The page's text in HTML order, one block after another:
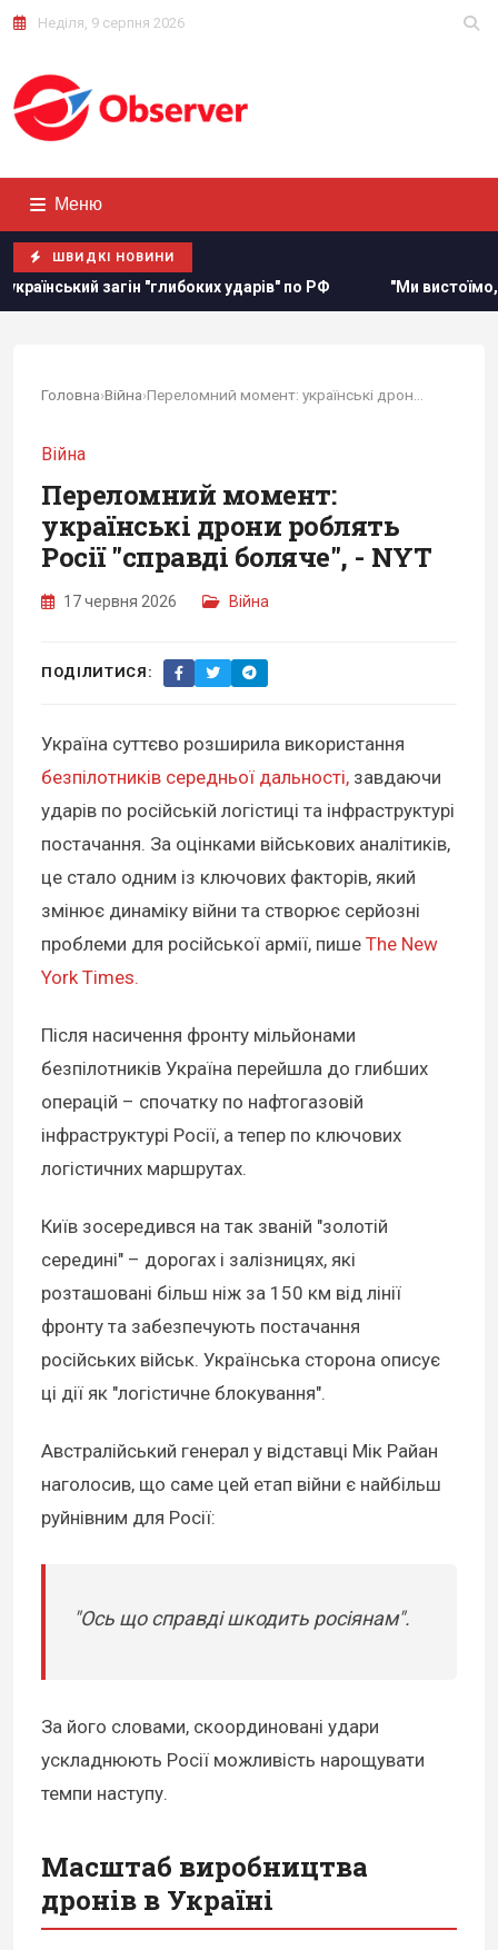
Неділя, 9 серпня 2026
Меню
ШВИДКІ НОВИНИ
по РФ "Ми вистоїмо, Москва ляже": Мадяр назвав 5
Головна›Війна›
Війна
Переломний момент:
українські дрони роблять
Росії "справді боляче", - NYT
17 червня 2026 Війна
ПОДІЛИТИСЯ:
Україна суттєво розширила використання
безпілотників середньої дальності, завдаючи
ударів по російській логістиці та інфраструктурі
постачання. За оцінками військових аналітиків,
це стало одним із ключових факторів, який
змінює динаміку війни та створює серйозні
проблеми для російської армії, пише The New
York Times.
Після насичення фронту мільйонами
безпілотників Україна перейшла до глибших
операцій – спочатку по нафтогазовій
інфраструктурі Росії, а тепер по ключових
логістичних маршрутах.
Київ зосередився на так званій "золотій
середині" – дорогах і залізницях, які
розташовані більш ніж за 150 км від лінії
фронту та забезпечують постачання
російських військ. Українська сторона описує
ці дії як "логістичне блокування".
Австралійський генерал у відставці Мік Райан
наголосив, що саме цей етап війни є найбільш
руйнівним для Росії:
"Ось що справді шкодить росіянам".
За його словами, скоординовані удари
ускладнюють Росії можливість нарощувати
темпи наступу.
Масштаб виробництва
дронів в Україні